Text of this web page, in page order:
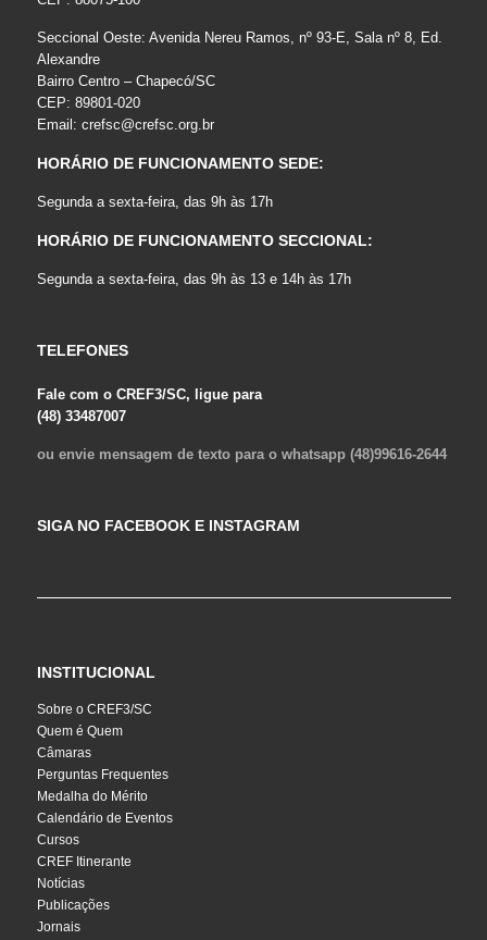
Seccional Oeste: Avenida Nereu Ramos, nº 93-E, Sala nº 8, Ed.
Alexandre
Bairro Centro – Chapecó/SC
CEP: 89801-020
Email: crefsc@crefsc.org.br
HORÁRIO DE FUNCIONAMENTO SEDE:
Segunda a sexta-feira, das 9h às 17h
HORÁRIO DE FUNCIONAMENTO SECCIONAL:
Segunda a sexta-feira, das 9h às 13 e 14h às 17h
TELEFONES
Fale com o CREF3/SC, ligue para
(48) 33487007
ou envie mensagem de texto para o whatsapp (48)99616-2644
SIGA NO FACEBOOK E INSTAGRAM
INSTITUCIONAL
Sobre o CREF3/SC
Quem é Quem
Câmaras
Perguntas Frequentes
Medalha do Mérito
Calendário de Eventos
Cursos
CREF Itinerante
Notícias
Publicações
Jornais